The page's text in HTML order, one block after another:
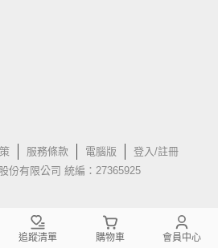
服務條款 電腦版
登入/註冊
份有限公司 統編：27365925
追蹤清單 購物車 會員中心